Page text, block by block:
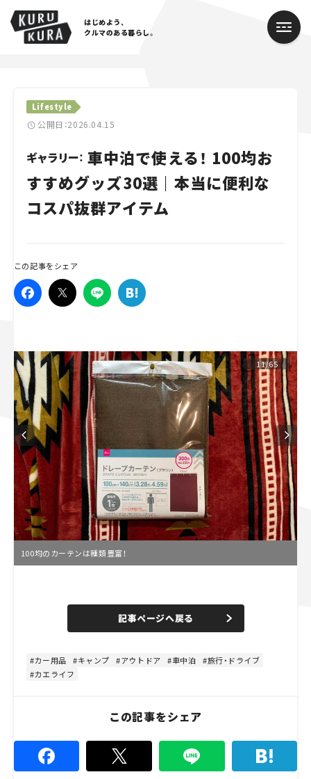
はじめよう、
クルマのある暮らし。
Lifestyle
公開日：2026.04.15
ギャラリー： 車中泊で使える！ 100均お
すすめグッズ30選｜本当に便利な
コスパ抜群アイテム
この記事をシェア
11/65
100均のカーテンは種類豊富！
n
e
d
0
記事ページへ戻る
カー用品 キャンプ アウトドア 車中泊
旅行・ドライブ
カエライフ
この記事をシェア
Cars
Lifestyle
Traffic
Special
Campaign
人気のハッシュタグ